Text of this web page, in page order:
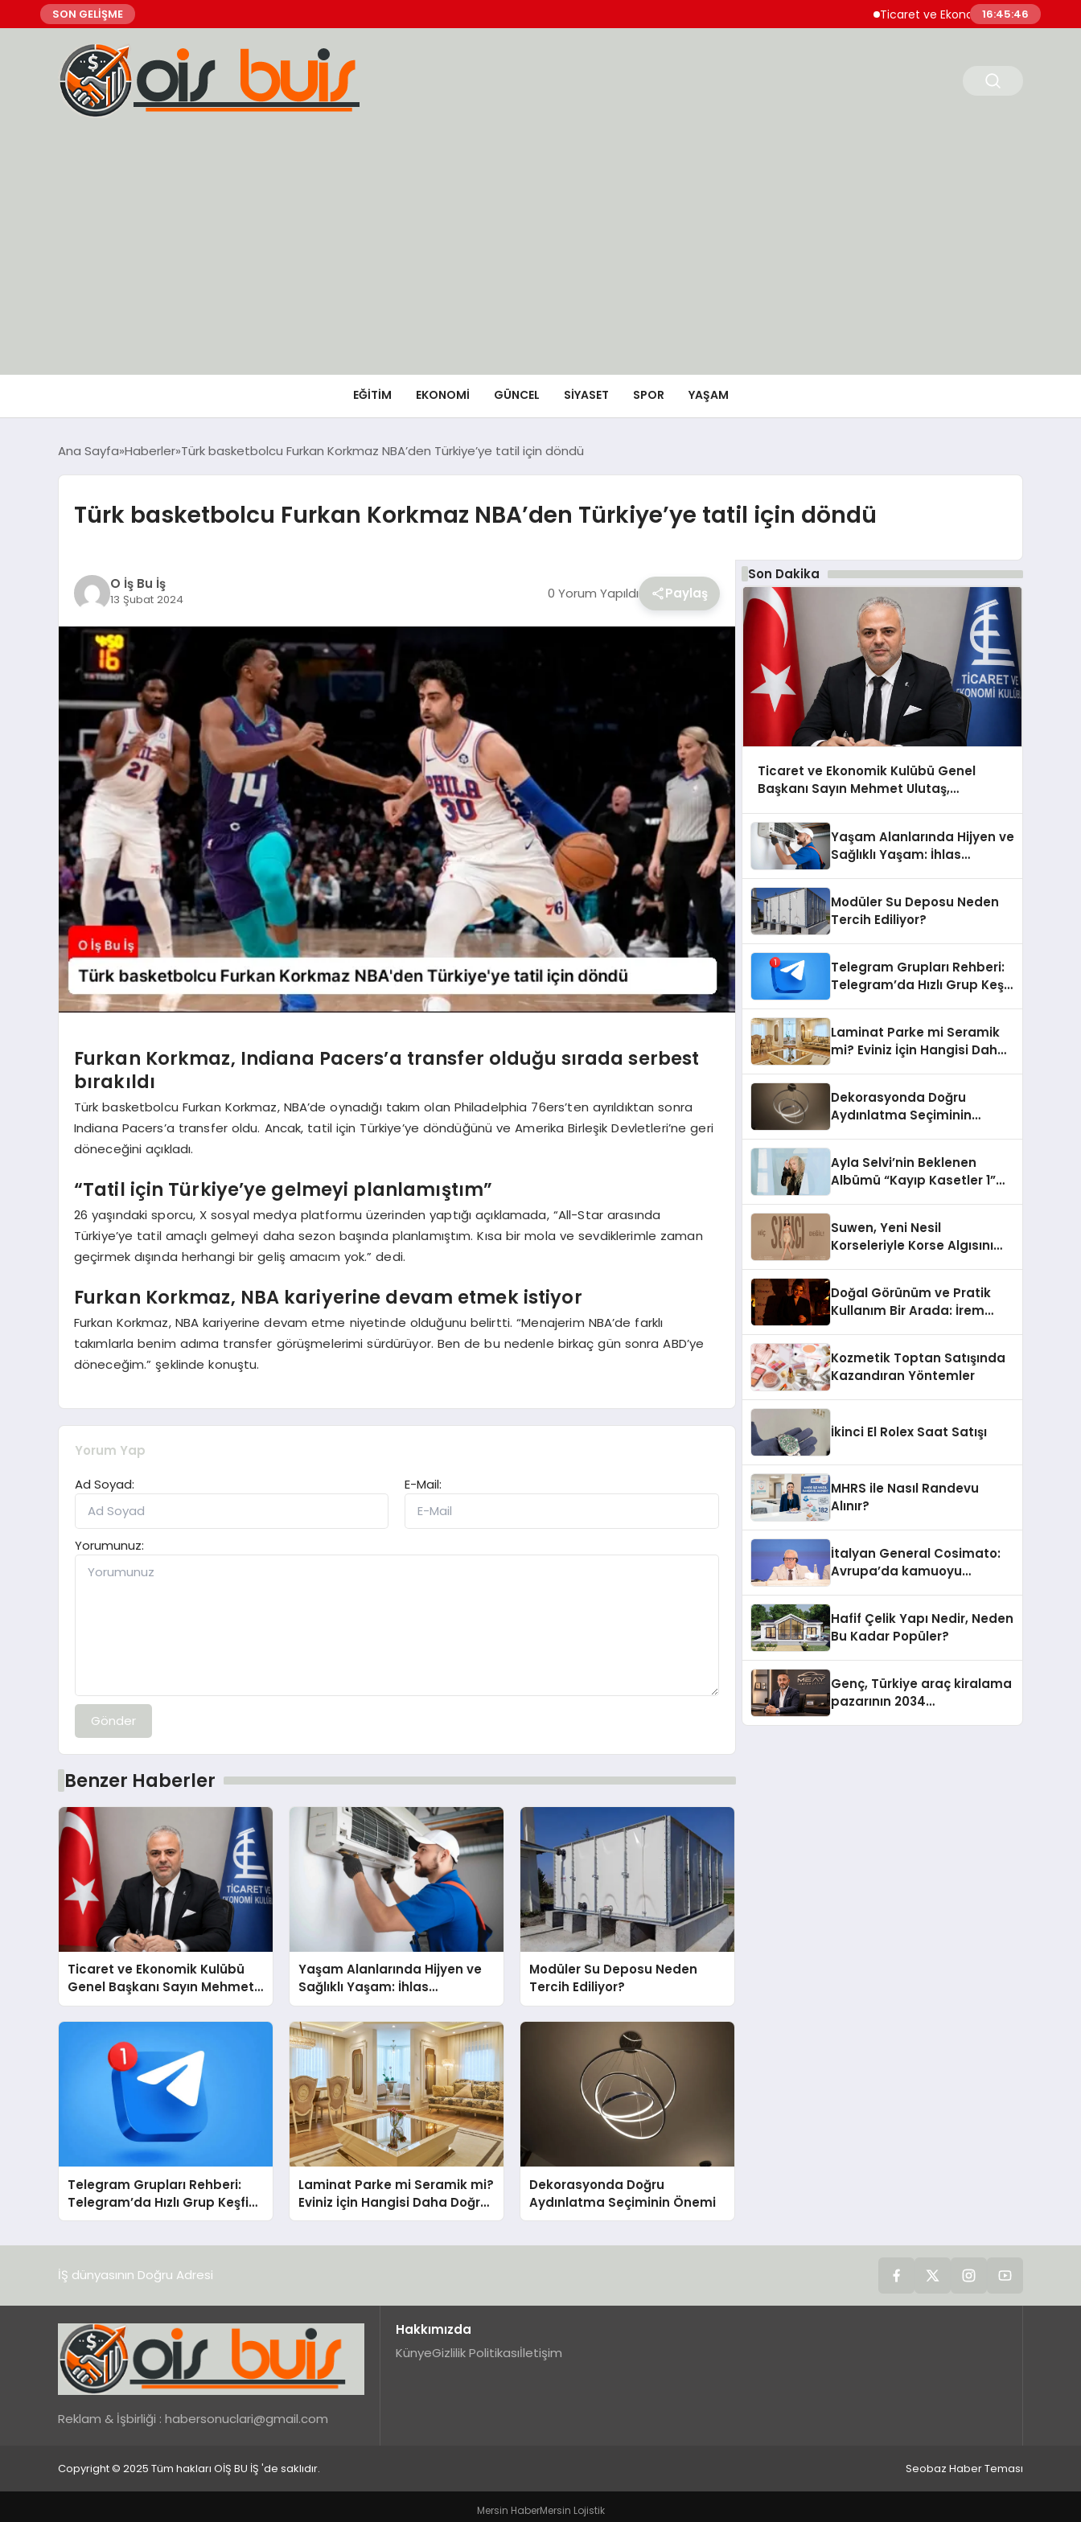
SON GELİŞME Ticaret ve Ekonomik Kulübü Genel
16:45:47
EĞİTİM EKONOMİ GÜNCEL SIYASET SPOR YAŞAM
Ana Sayfa Haberler Türk basketbolcu Furkan Korkmaz NBA’den Türkiye’ye tatil için döndü
Türk basketbolcu Furkan Korkmaz NBA’den Türkiye’ye tatil için döndü
O İş Bu İş
13 Şubat 2024 0 Yorum Yapıldı Paylaş
Furkan Korkmaz, Indiana Pacers’a transfer olduğu sırada serbest
bırakıldı
Türk basketbolcu Furkan Korkmaz, NBA’de oynadığı takım olan Philadelphia 76ers’ten ayrıldıktan sonra
Indiana Pacers’a transfer oldu. Ancak, tatil için Türkiye’ye döndüğünü ve Amerika Birleşik Devletleri’ne geri
döneceğini açıkladı.
“Tatil için Türkiye’ye gelmeyi planlamıştım”
26 yaşındaki sporcu, X sosyal medya platformu üzerinden yaptığı açıklamada, “All-Star arasında
Türkiye’ye tatil amaçlı gelmeyi daha sezon başında planlamıştım. Kısa bir mola ve sevdiklerimle zaman
geçirmek dışında herhangi bir geliş amacım yok.” dedi.
Furkan Korkmaz, NBA kariyerine devam etmek istiyor
Furkan Korkmaz, NBA kariyerine devam etme niyetinde olduğunu belirtti. “Menajerim NBA’de farklı
takımlarla benim adıma transfer görüşmelerimi sürdürüyor. Ben de bu nedenle birkaç gün sonra ABD’ye
döneceğim.” şeklinde konuştu.
Yorum Yap
Ad Soyad:
E-Mail:
Yorumunuz:
Gönder
Benzer Haberler
Ticaret ve Ekonomik Kulübü
Genel Başkanı Sayın Mehmet
Ulutaş, ekonomiye dair yaptığı
açıklamada şunları kaydetti:
Yaşam Alanlarında Hijyen ve
Sağlıklı Yaşam: İhlas
Cihazlarında Dürüst Teknik
Destek Deneyimi
Modüler Su Deposu Neden
Tercih Ediliyor?
Telegram Grupları Rehberi:
Telegram’da Hızlı Grup Keşfi
İçin Grupbul.com
Laminat Parke mi Seramik mi?
Eviniz İçin Hangisi Daha Doğru
Seçim?
Dekorasyonda Doğru
Aydınlatma Seçiminin Önemi
Son Dakika
Ticaret ve Ekonomik Kulübü Genel
Başkanı Sayın Mehmet Ulutaş,
şunları kaydetti:
Yaşam Alanlarında Hijyen ve
Sağlıklı Yaşam: İhlas
Modüler Su Deposu Neden
Tercih Ediliyor?
Telegram Grupları Rehberi:
Telegram’da Hızlı Grup Keşfi
Laminat Parke mi Seramik
mi? Eviniz İçin Hangisi Daha
Dekorasyonda Doğru
Aydınlatma Seçiminin
Ayla Selvi’nin Beklenen
Albümü “Kayıp Kasetler 1”
Suwen, Yeni Nesil
Korseleriyle Korse Algısını
Doğal Görünüm ve Pratik
Kullanım Bir Arada: İrem
Kozmetik Toptan Satışında
Kazandıran Yöntemler
İkinci El Rolex Saat Satışı
MHRS ile Nasıl Randevu
Alınır?
İtalyan General Cosimato:
Avrupa’da kamuoyu
Hafif Çelik Yapı Nedir, Neden
Bu Kadar Popüler?
Genç, Türkiye araç kiralama
pazarının 2034
İŞ dünyasının Doğru Adresi
Reklam & İşbirliği : habersonuclari@gmail.com
Hakkımızda
KünyeGizlilik Politikasıİletişim
Copyright © 2025 Tüm hakları OİŞ BU İŞ 'de saklıdır. Seobaz Haber Teması
Mersin HaberMersin Lojistik